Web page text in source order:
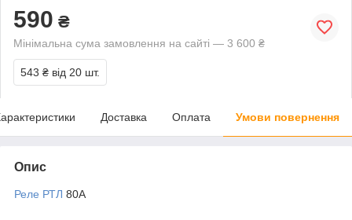
590 ₴
Мінімальна сума замовлення на сайті — 3 600 ₴
543 ₴ від 20 шт.
Доставка Оплата Умови повернення
Опис
Реле РТЛ 80А